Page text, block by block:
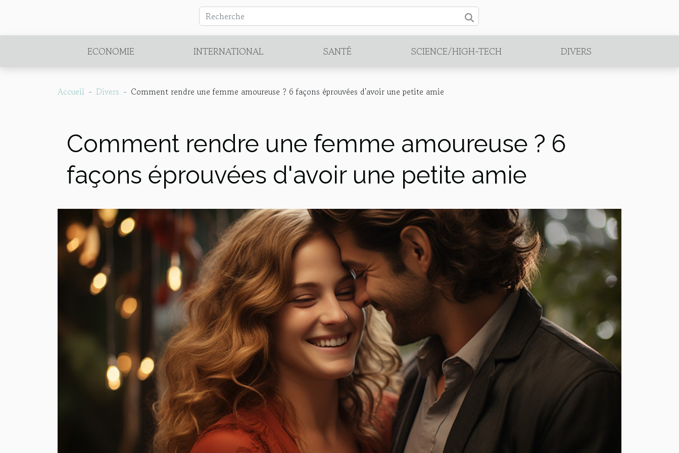
ECONOMIE INTERNATIONAL SANTÉ SCIENCE/HIGH-TECH DIVERS
Accueil Divers Comment rendre une femme amoureuse ? 6 façons éprouvées d'avoir une petite amie
Comment rendre une femme amoureuse ? 6
façons éprouvées d'avoir une petite amie